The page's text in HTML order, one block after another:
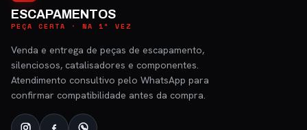
ESCAPAMENTOS
PEÇA CERTA · NA 1ª VEZ
Venda e entrega de peças de escapamento,
silenciosos, catalisadores e componentes.
Atendimento consultivo pelo WhatsApp para
confirmar compatibilidade antes da compra.